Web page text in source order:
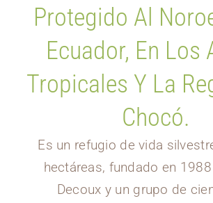
Protegido Al
Ecuador, En Los
Tropicales Y La
Chocó.
Es un refugio de vida
hectáreas, fundado en
Decoux y un grupo de